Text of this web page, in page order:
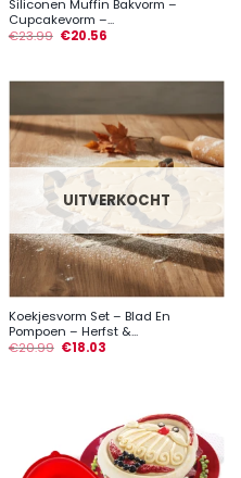
Siliconen Muffin Bakvorm –
Cupcakevorm –...
€23.99 €20.56
UITVERKOCHT
Koekjesvorm Set – Blad En
Pompoen – Herfst &...
€20.99 €18.03